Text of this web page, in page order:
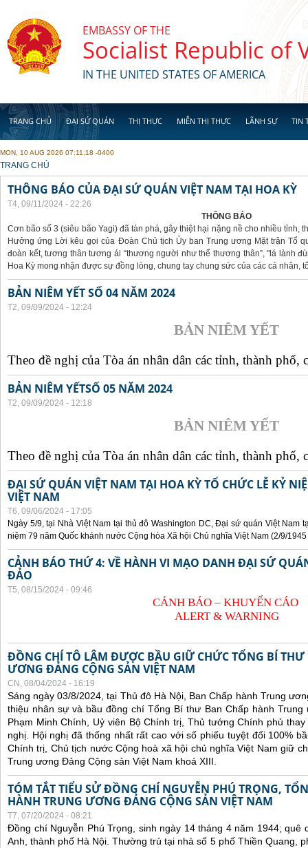
EMBASSY OF THE
Socialist Republic of
IN THE UNITED STATES OF AMERICA
TRANG CHỦ ĐẠI SỨ QUÁN THỊ THỰC MIỄN THỊ THỰC LÃNH SỰ TIN
MON, 10 AUG 2026 07:11:18 -0400
YOU ARE HERE
TRANG CHỦ
THÔNG BÁO CỦA ĐẠI SỨ QUÁN VIỆT NAM TẠI HOA KỲ
T4, 09/11/2024 - 22:26
THÔNG BÁO
Cơn bão số 3 (siêu bão Yagi) đã tàn phá, gây thiệt hại nặng nề cho nhiều tỉnh,
Hưởng ứng Lời kêu gọi của Đoàn Chủ tịch Ủy ban Trung ương Mặt trận Tổ
đoàn kết, tương thân tương ái “thương người như thể thương thân”, "lá lành
Hoa Kỳ mong nhận được sự đồng lòng, chung tay chung sức của các cá nhân,
BẢN NIÊM YẾT SỐ 04 NĂM 2024
T2, 09/09/2024 - 12:24
BẢN NIÊM YẾT
Theo đề nghị của Tòa án nhân dân các tỉnh, thành phố,
BẢN NIÊM YẾTSỐ 05 NĂM 2024
T2, 09/09/2024 - 12:18
BẢN NIÊM YẾT
Theo đề nghị của Tòa án nhân dân các tỉnh, thành phố,
ĐẠI SỨ QUÁN VIỆT NAM TẠI HOA KỲ TỔ CHỨC LỄ KỶ
VIỆT NAM
T6, 09/06/2024 - 17:05
Ngày 5/9, tại Nhà Việt Nam tại thủ đô Washington DC, Đại sứ quán Việt Nam
niệm 79 năm Quốc khánh nước Cộng hòa Xã hội Chủ nghĩa Việt Nam (2/9/
CẢNH BÁO THỨ 4: VỀ HÀNH VI MẠO DANH ĐẠI SỨ
ĐẢO
T5, 08/15/2024 - 09:46
CẢNH BÁO – KHUYẾN CÁO
ALERT & WARNING
ĐỒNG CHÍ TÔ LÂM ĐƯỢC BẦU GIỮ CHỨC TỔNG BÍ
ƯƠNG ĐẢNG CỘNG SẢN VIỆT NAM
CN, 08/04/2024 - 16:19
Sáng ngày 03/8/2024, tại Thủ đô Hà Nội, Ban Chấp hành Trung
thiệu nhân sự và bầu đồng chí Tổng Bí thư Ban Chấp hành
Phạm Minh Chính, Uỷ viên Bộ Chính trị, Thủ tướng Chính phủ
nghị. Hội nghị đã thống nhất rất cao với số phiếu tuyệt đối 100%
Chính trị, Chủ tịch nước Cộng hoà xã hội chủ nghĩa Việt Nam giữ
Trung ương Đảng Cộng sản Việt Nam khoá XIII.
TÓM TẮT TIỂU SỬ ĐỒNG CHÍ NGUYỄN PHÚ TRỌNG,
HÀNH TRUNG ƯƠNG ĐẢNG CỘNG SẢN VIỆT NAM
T7, 07/20/2024 - 08:21
Đồng chí Nguyễn Phú Trọng, sinh ngày 14 tháng 4 năm 1944; quê
Anh, thành phố Hà Nội. Thường trú tại nhà số 5 phố Thiền Quang,